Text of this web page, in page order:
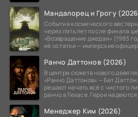
Мандалорец и Грогу
События космического
через пять лет после финала
«Возвращение джедая» (1983
её остатки — имперские
Ранчо Даттонов (2026)
В центре сюжета нового
«Ранчо Даттонов» — Бет
решают начать всё с чистого
ранчо в Техасе. Герои
Менеджер Ким (2026)